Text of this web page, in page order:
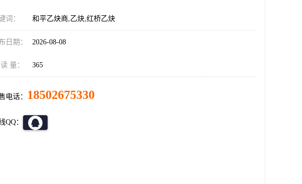
词： 和平乙炔商,乙炔,红桥乙炔
日期： 2026-08-08
量： 365
电话： 18502675330
QQ：